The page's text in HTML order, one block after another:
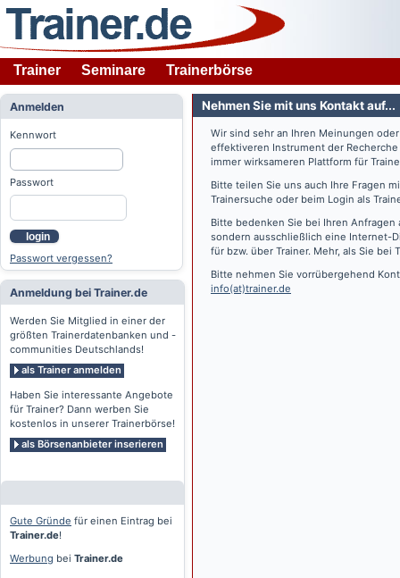
Trainer Seminare Trainerbörse
Anmelden
Kennwort
Passwort
login
Passwort vergessen?
Anmeldung bei Trainer.de
Werden Sie Mitglied in einer der
größten Trainerdatenbanken und -
communities Deutschlands!
als Trainer anmelden
Haben Sie interessante Angebote
für Trainer? Dann werben Sie
kostenlos in unserer Trainerbörse!
als Börsenanbieter inserieren
Gute Gründe für einen Eintrag bei
Trainer.de!
Werbung bei Trainer.de
Nehmen Sie mit uns Kontakt auf...
Wir sind sehr an Ihren Meinungen
effektiveren Instrument der
immer wirksameren Plattform für
Bitte teilen Sie uns auch Ihre Fragen
Trainersuche oder beim Login als
Bitte bedenken Sie bei Ihren
sondern ausschließlich eine Internet-
für bzw. über Trainer. Mehr, als Sie bei
Bitte nehmen Sie vorrübergehend
info(at)trainer.de